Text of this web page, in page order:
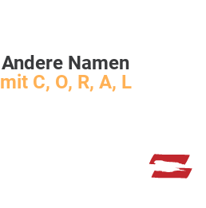
Andere Namen
mit C, O, R, A, L